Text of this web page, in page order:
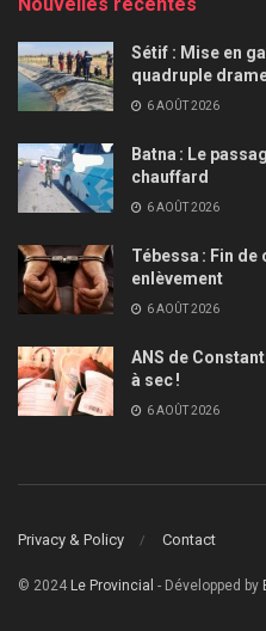
Nouvelles récentes
Sétif : Mise en
quadruple
6 AOÛT 2026
Batna : Le
chauffard
6 AOÛT 2026
Tébessa : Fin de
enlèvement
6 AOÛT 2026
ANS de
à sec !
6 AOÛT 2026
Privacy & Policy Contact
© 2024 Le Provincial - Développed by